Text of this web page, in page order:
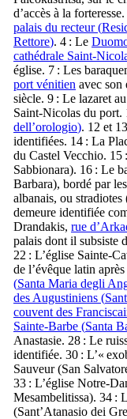
d’accès à la
palais du recteur (
Rettore). 4 : Le
cathédrale
église. 7 : Les
port vénitien avec son
siècle. 9 : Le lazaret
Saint‑Nicolas du port.
dell’orologio). 12 et
identifiées. 14 : La
du Castel Vecchio. 15
Sabbionara). 16 : Le
Barbara), bordé par
albanais, ou stradiotes
demeure identifiée
Drandakis, rue
palais dont il subsiste
22 : L’église
de l’évêque latin
(Santa Maria degli
des Augustiniens (
couvent des
Sainte-Barbe (Santa
Anastasie. 28 : Le
identifiée. 30 : L’«
Sauveur (San
33 : L’église
Mesambelitissa). 34 :
(Sant’Atanasio dei